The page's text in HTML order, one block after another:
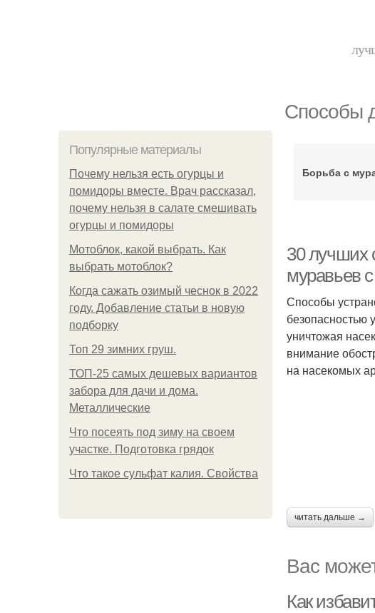
Способы
Популярные материалы
Почему нельзя есть огурцы и
помидоры вместе. Врач рассказал,
почему нельзя в салате смешивать
огурцы и помидоры
Мотоблок, какой выбрать. Как
выбрать мотоблок?
Когда сажать озимый чеснок в 2022
году. Добавление статьи в новую
подборку
Топ 29 зимних груш.
ТОП-25 самых дешевых вариантов
забора для дачи и дома.
Металлические
Что посеять под зиму на своем
участке. Подготовка грядок
Что такое сульфат калия. Свойства
Борьба с
30 лучших
муравьев
Способы
безопасностью
уничтожая
внимание
на насекомых
читать дальше →
Вас
Как